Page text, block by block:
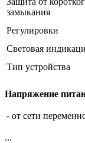
замыкания
Регулировки
Световая
Тип устройства
Напряжение
- от сети
...